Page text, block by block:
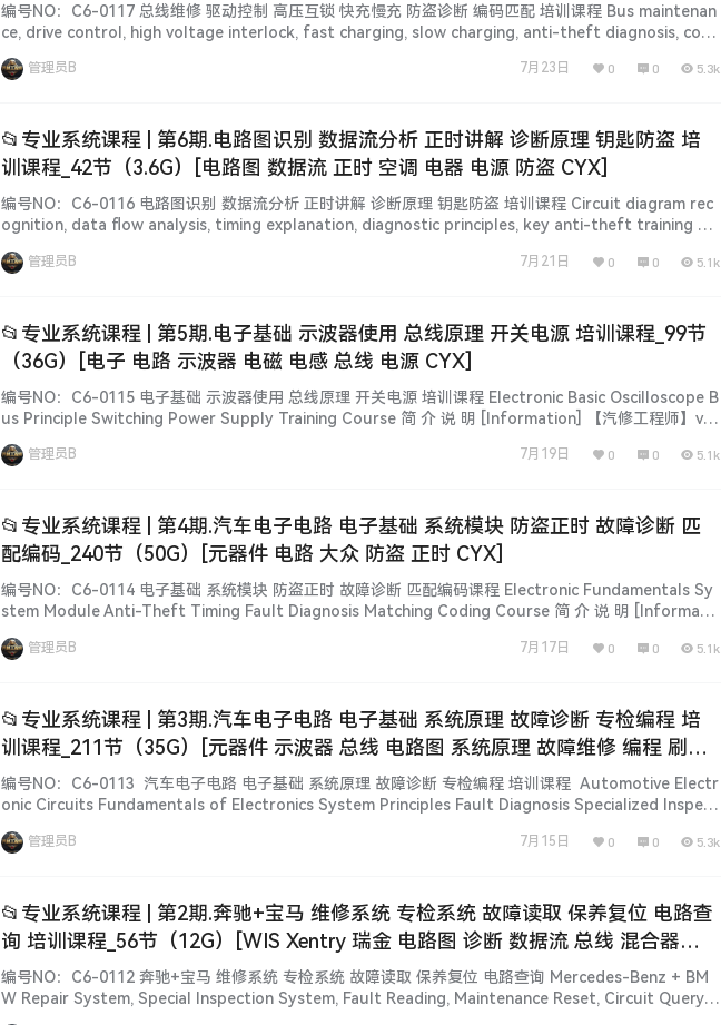
编号NO：C6-0117 总线维修 驱动控制 高压互锁 快充慢充 防盗诊断 编码匹配 培训课程 Bus maintenan
ce, drive control, high voltage interlock, fast charging, slow charging, anti-theft diagnosis, code
管理员B 7月23日 0 0 5.3k
📂专业系统课程 | 第6期.电路图识别 数据流分析 正时讲解 诊断原理 钥匙防盗 培
训课程_42节（3.6G）[电路图 数据流 正时 空调 电器 电源 防盗 CYX]
编号NO：C6-0116 电路图识别 数据流分析 正时讲解 诊断原理 钥匙防盗 培训课程 Circuit diagram rec
ognition, data flow analysis, timing explanation, diagnostic principles, key anti-theft training co
管理员B 7月21日 0 0 5.1k
📂专业系统课程 | 第5期.电子基础 示波器使用 总线原理 开关电源 培训课程_99节
（36G）[电子 电路 示波器 电磁 电感 总线 电源 CYX]
编号NO：C6-0115 电子基础 示波器使用 总线原理 开关电源 培训课程 Electronic Basic Oscilloscope B
us Principle Switching Power Supply Training Course 简 介 说 明 [Information] 【汽修工程师】vcx
管理员B 7月19日 0 0 5.1k
📂专业系统课程 | 第4期.汽车电子电路 电子基础 系统模块 防盗正时 故障诊断 匹
配编码_240节（50G）[元器件 电路 大众 防盗 正时 CYX]
编号NO：C6-0114 电子基础 系统模块 防盗正时 故障诊断 匹配编码课程 Electronic Fundamentals Sy
stem Module Anti-Theft Timing Fault Diagnosis Matching Coding Course 简 介 说 明 [Informati
管理员B 7月17日 0 0 5.1k
📂专业系统课程 | 第3期.汽车电子电路 电子基础 系统原理 故障诊断 专检编程 培
训课程_211节（35G）[元器件 示波器 总线 电路图 系统原理 故障维修 编程 刷隐
藏]
编号NO：C6-0113 汽车电子电路 电子基础 系统原理 故障诊断 专检编程 培训课程 Automotive Electr
onic Circuits Fundamentals of Electronics System Principles Fault Diagnosis Specialized Inspect
管理员B 7月15日 0 0 5.3k
📂专业系统课程 | 第2期.奔驰+宝马 维修系统 专检系统 故障读取 保养复位 电路查
询 培训课程_56节（12G）[WIS Xentry 瑞金 电路图 诊断 数据流 总线 混合器
CYX]
编号NO：C6-0112 奔驰+宝马 维修系统 专检系统 故障读取 保养复位 电路查询 Mercedes-Benz + BM
W Repair System, Special Inspection System, Fault Reading, Maintenance Reset, Circuit Query